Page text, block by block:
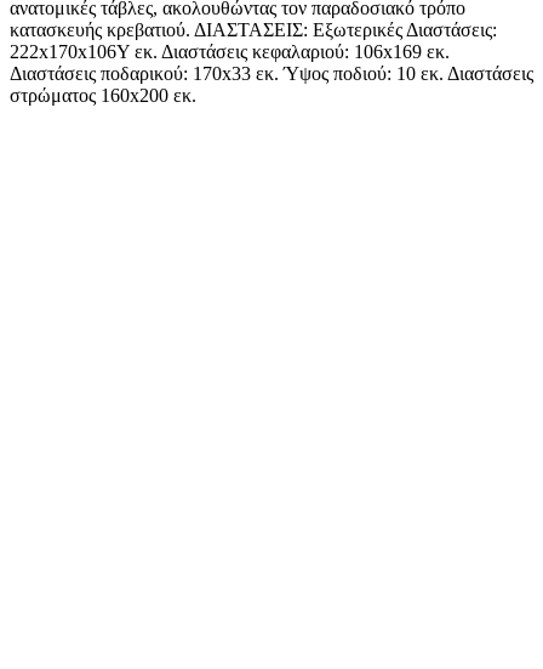
ανατομικές τάβλες, ακολουθώντας τον παραδοσιακό τρόπο
κατασκευής κρεβατιού. ΔΙΑΣΤΑΣΕΙΣ: Εξωτερικές Διαστάσεις:
222x170x106Υ εκ. Διαστάσεις κεφαλαριού: 106x169 εκ.
Διαστάσεις ποδαρικού: 170x33 εκ. Ύψος ποδιού: 10 εκ. Διαστάσεις
στρώματος 160x200 εκ.